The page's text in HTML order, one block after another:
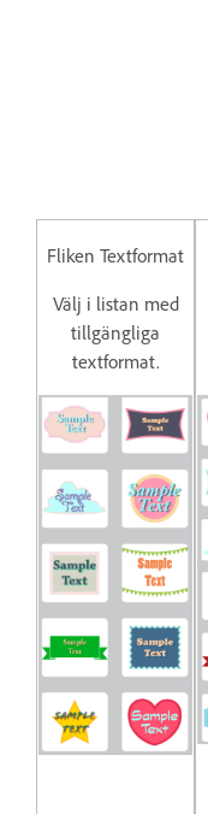
Fliken Textformat
Välj i listan med
tillgängliga
textformat.